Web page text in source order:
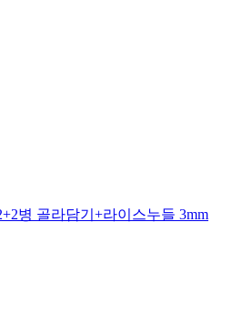
병 골라담기+라이스누들 3mm